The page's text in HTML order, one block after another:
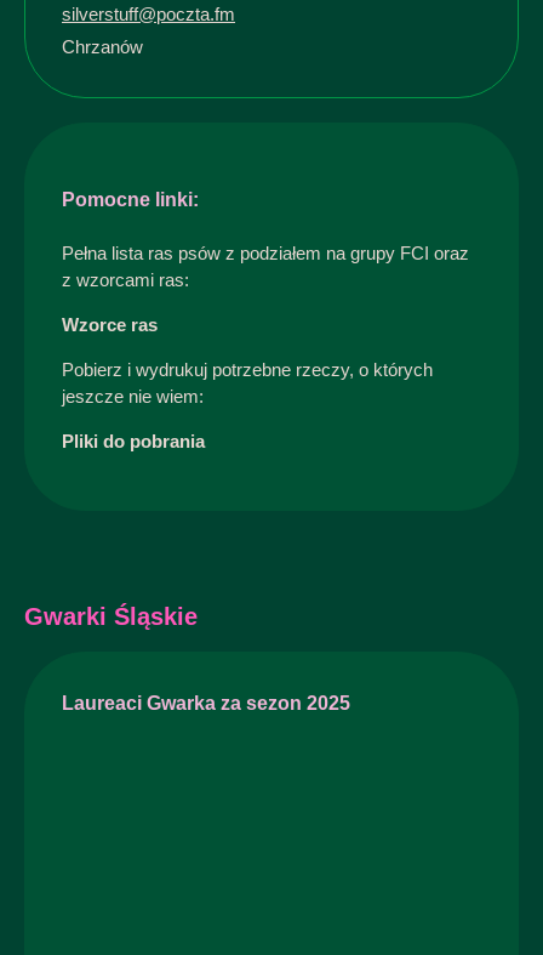
silverstuff@poczta.fm
Chrzanów
Pomocne linki:
Pełna lista ras psów z podziałem na grupy FCI oraz
z wzorcami ras:
Wzorce ras
Pobierz i wydrukuj potrzebne rzeczy, o których
jeszcze nie wiem:
Pliki do pobrania
Gwarki Śląskie
Laureaci Gwarka za sezon 2025